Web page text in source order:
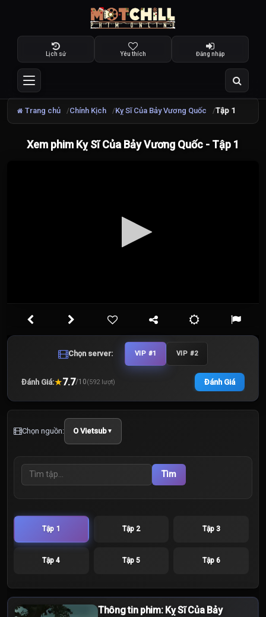
Lịch sử Yêu thích Đăng nhập
Trang chủ Chính Kịch Kỵ Sĩ Của Bảy Vương Quốc Tập 1
Xem phim Kỵ Sĩ Của Bảy Vương Quốc - Tập 1
Chọn server: VIP #1 VIP #2
Đánh Giá:★7.7/10(592 lượt) Đánh Giá
Chọn nguồn: O Vietsub▼
Tìm
Tập 1 Tập 2 Tập 3
Tập 4 Tập 5 Tập 6
Thông tin phim: Kỵ Sĩ Của Bảy